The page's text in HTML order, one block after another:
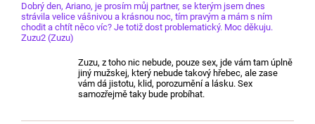
Dobrý den, Ariano, je prosím můj partner, se kterým jsem dnes
strávila velice vášnivou a krásnou noc, tím pravým a mám s ním
chodit a chtít něco víc? Je totiž dost problematický. Moc děkuju.
Zuzu2 (Zuzu)
Zuzu, z toho nic nebude, pouze sex, jde vám tam úplně
jiný mužskej, který nebude takový hřebec, ale zase
vám dá jistotu, klid, porozumění a lásku. Sex
samozřejmě taky bude probíhat.